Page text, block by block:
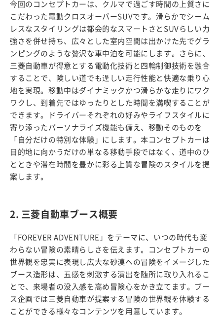
今回のコンセプトカーは、クルマで過ごす時間の上質さに
こだわった電動クロスオーバーSUVです。滑らかでシーム
レスなスタイリングは都会的なスマートさとSUVらしい力
強さを併せ持ち、広々とした室内空間は出かけた先でグラ
ンピングのような贅沢な車中泊を可能にします。さらに、
三菱自動車が得意とする電動化技術と四輪制御技術を融合
することで、険しい道でも逞しい走行性能と快適な乗り心
地を実現。移動中はダイナミックかつ滑らかな走りにワク
ワクし、到着先ではゆったりとした時間を満喫することが
できます。ドライバーそれぞれの好みやライフスタイルに
寄り添ったパーソナライズ機能も備え、移動そのものを
「自分だけの特別な体験」にします。本コンセプトカーは
目的地に向かうだけの単なる移動手段ではなく、道中のひ
とときや滞在時間を豊かに彩る上質な冒険のスタイルを提
案します。
2. 三菱自動車ブース概要
「FOREVER ADVENTURE」をテーマに、いつの時代も変
わらない冒険の素晴らしさを伝えます。コンセプトカーの
世界観を忠実に表現し広大な砂漠への冒険をイメージした
ブース造形は、五感を刺激する演出を随所に取り入れるこ
とで、来場者の没入感を高め冒険心をかき立てます。ブー
ス企画では三菱自動車が提案する冒険の世界観を体験する
ことができる様々なコンテンツを用意しています。